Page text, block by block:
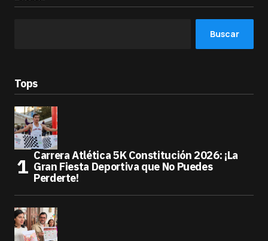
Buscar
Tops
Carrera Atlética 5K Constitución 2026: ¡La
Gran Fiesta Deportiva que No Puedes
Perderte!